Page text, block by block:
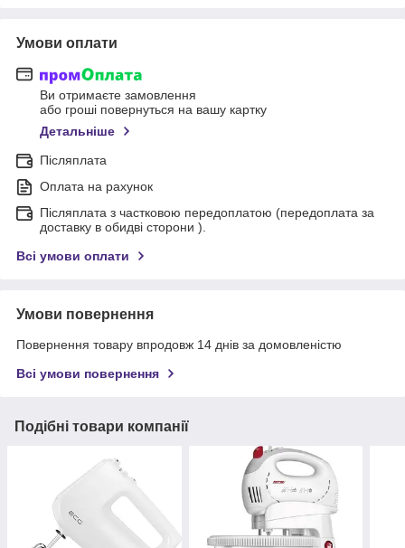
Умови оплати
Ви отримаєте замовлення
або гроші повернуться на вашу картку
Детальніше
Післяплата
Оплата на рахунок
Післяплата з частковою передоплатою (передоплата за
доставку в обидві сторони ).
Всі умови оплати
Умови повернення
Повернення товару впродовж 14 днів за домовленістю
Всі умови повернення
Подібні товари компанії